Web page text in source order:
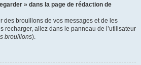
» dans la page de rédaction de
des brouillons de vos messages et de les
recharger, allez dans le panneau de l’utilisateur
brouillons).